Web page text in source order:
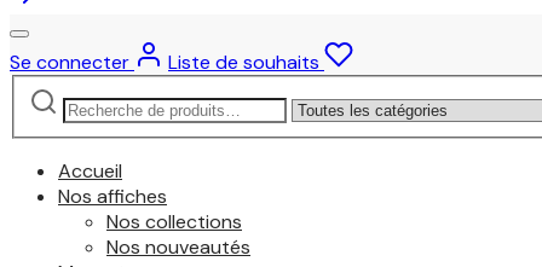
Se connecter
Liste de souhaits
Recherche
pour :
Narrow
by
category:
Accueil
Nos affiches
Nos collections
Nos nouveautés